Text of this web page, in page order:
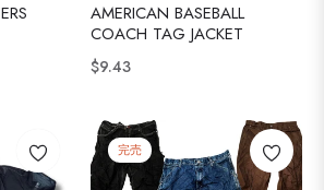
AMERICAN BASEBALL
COACH TAG JACKET
通
価
格
$9.43
完売